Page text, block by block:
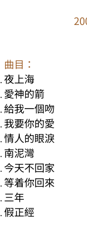
曲目：
夜上海
愛神的箭
給我一個吻
我要你的愛
情人的眼淚
南泥灣
今天不回家
等着你回來
三年
假正經